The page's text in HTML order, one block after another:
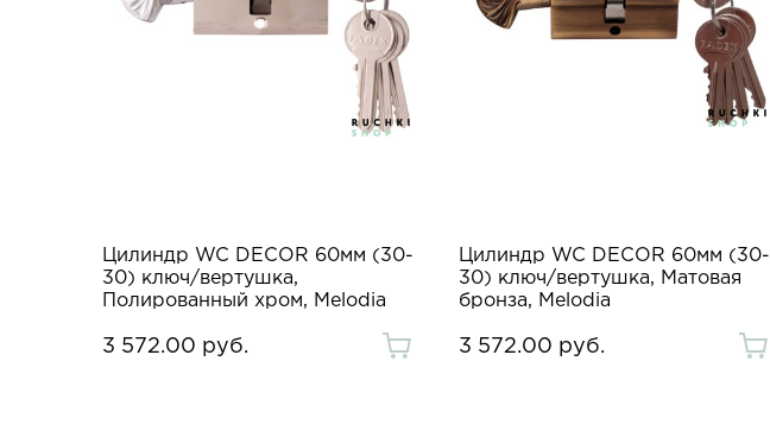
Цилиндр WC DECOR 60мм (30-
30) ключ/вертушка,
Полированный хром, Melodia
3 572.00 руб.
Цилиндр WC DECOR 60мм (30-
30) ключ/вертушка, Матовая
бронза, Melodia
3 572.00 руб.